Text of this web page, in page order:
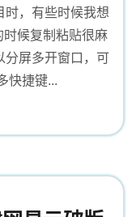
时，有些时候我想
候复制粘贴很麻
分屏多开窗口，可
快捷键...